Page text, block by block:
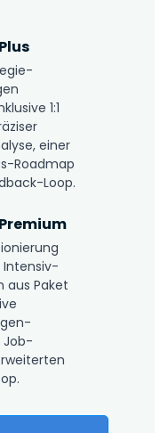
1:1
einer
Roadmap
Loop.
aus Paket
Job-